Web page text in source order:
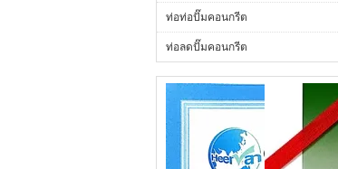
ท่อท่อปั๊มคอนกรีต
ท่อลดปั๊มคอนกรีต